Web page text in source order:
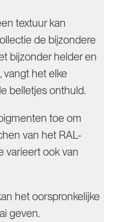
textuur kan
de bijzondere
bijzonder helder en
vangt het elke
belletjes onthuld.
toe om
van het RAL-
varieert ook van
het oorspronkelijke
geven.